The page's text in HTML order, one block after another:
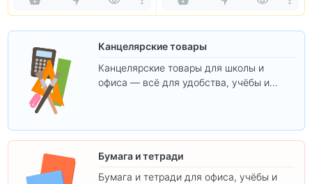
Канцелярские товары
Канцелярские товары для школы и
офиса — всё для удобства, учёбы и
Бумага и тетради
Бумага и тетради для офиса, учёбы и